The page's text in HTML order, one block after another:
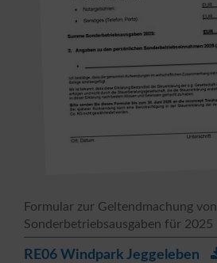
Formular zur Geltendmachung von
Sonderbetriebsausgaben für 2025
RE06 Windpark Jeggeleben